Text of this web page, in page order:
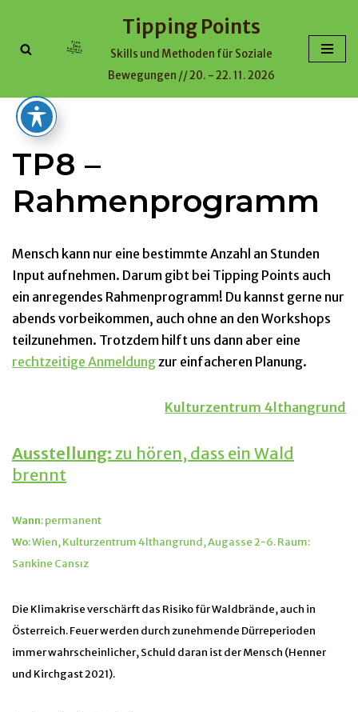
Zum
Tipping Points
Skills und Methoden für Soziale
Bewegungen // 20. - 22. 11. 2026
TP8 –
Rahmenprogramm
Mensch kann nur eine bestimmte Anzahl an Stunden
Input aufnehmen. Darum gibt bei Tipping Points auch
ein anregendes Rahmenprogramm! Du kannst gerne nur
abends vorbeikommen, auch ohne an den Workshops
teilzunehmen. Trotzdem hilft uns dann aber eine
rechtzeitige Anmeldungzur einfacheren Planung.
Kulturzentrum 4lthangrund
Ausstellung: zu hören, dass ein Wald
brennt
Wann: permanent
Wo: Wien, Kulturzentrum 4lthangrund, Augasse 2-6. Raum:
Sankine Cansız
Die Klimakrise verschärft das Risiko für Waldbrände, auch in
Österreich. Feuer werden durch zunehmende Dürreperioden
immer wahrscheinlicher, Schuld daran ist der Mensch (Henner
und Kirchgast 2021).